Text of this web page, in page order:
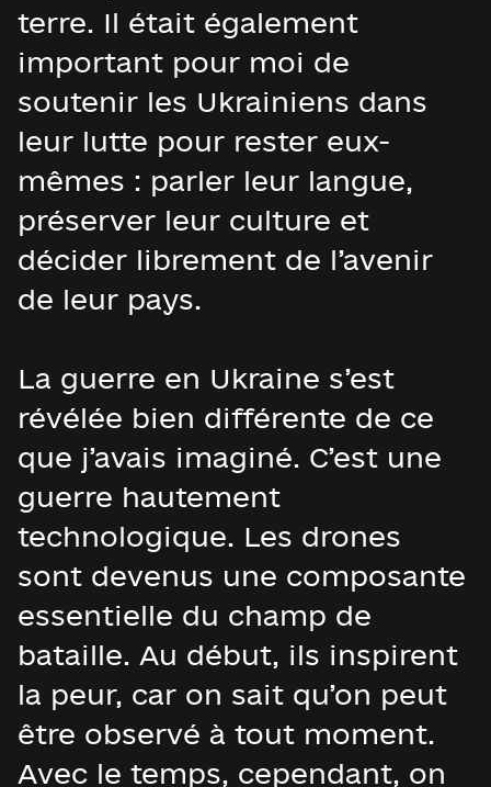
terre. Il était également
important pour moi de
soutenir les Ukrainiens dans
leur lutte pour rester eux-
mêmes : parler leur langue,
préserver leur culture et
décider librement de l’avenir
de leur pays.
La guerre en Ukraine s’est
révélée bien différente de ce
que j’avais imaginé. C’est une
guerre hautement
technologique. Les drones
sont devenus une composante
essentielle du champ de
bataille. Au début, ils inspirent
la peur, car on sait qu’on peut
être observé à tout moment.
Avec le temps, cependant, on